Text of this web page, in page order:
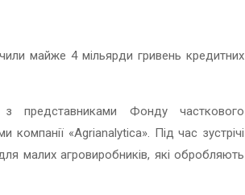
майже 4 мільярди гривень кредитних
з представниками Фонду часткового
компанії «Agrianalytica». Під час зустрічі
малих агровиробників, які обробляють